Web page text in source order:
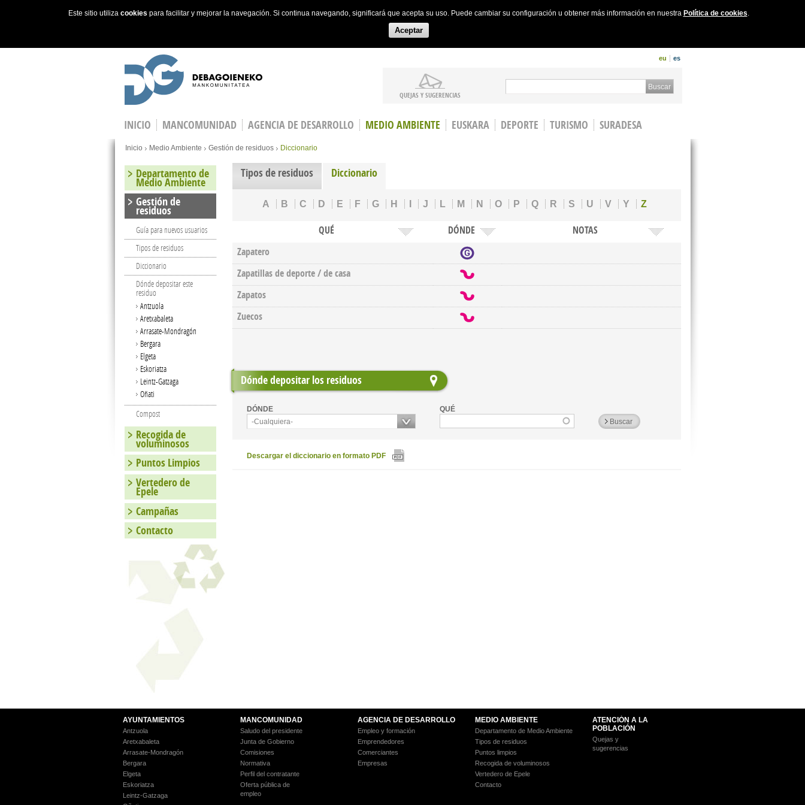
Este sitio utiliza cookies para facilitar y mejorar la navegación. Si continua navegando, significará que acepta su uso. Puede cambiar su configuración u obtener más información en nuestra Política de cookies.
Aceptar
eu es
QUEJAS Y SUGERENCIAS
Search form
INICIO MANCOMUNIDAD AGENCIA DE DESARROLLO MEDIO AMBIENTE EUSKARA DEPORTE TURISMO
SURADESA
You are here
Inicio Medio Ambiente Gestión de residuos Diccionario
Tipos de residuos Diccionario
A B C D E F G H J L M N O P Q R S U V Y Z
QUÉ DÓNDE
NOTAS
Zapatero
Zapatillas de deporte / de casa
Zapatos
Zuecos
Dónde depositar los residuos
DÓNDE
-Cualquiera-
QUÉ
Descargar el diccionario en formato PDF
Departamento de
Medio Ambiente
Gestión de
residuos
Guía para nuevos usuarios
Tipos de residuos
Diccionario
Dónde depositar este
residuo
Antzuola
Aretxabaleta
Arrasate-Mondragón
Bergara
Elgeta
Eskoriatza
Leintz-Gatzaga
Oñati
Compost
Recogida de
voluminosos
Puntos Limpios
Vertedero de
Epele
Campañas
Contacto
AYUNTAMIENTOS
Antzuola
Aretxabaleta
Arrasate-Mondragón
Bergara
Elgeta
Eskoriatza
Leintz-Gatzaga
MANCOMUNIDAD
Saludo del presidente
Junta de Gobierno
Comisiones
Normativa
Perfil del contratante
Oferta pública de
empleo
AGENCIA DE DESARROLLO
Empleo y formación
Emprendedores
Comerciantes
Empresas
MEDIO AMBIENTE
Departamento de Medio Ambiente
Tipos de residuos
Puntos limpios
Recogida de voluminosos
Vertedero de Epele
Contacto
ATENCIÓN A LA
POBLACIÓN
Quejas y
sugerencias